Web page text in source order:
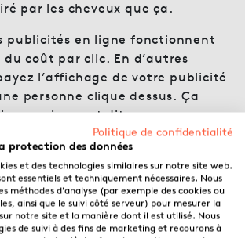
par les cheveux que ça.
publicités en ligne fonctionnent
coût par clic. En d’autres
l’affichage de votre publicité
personne clique dessus. Ça
dit comme ça, car
recevoir une facture exorbitante
vous pouvez contrôler les
investissez dans les
Et nous vous précisons tout
Politique de confidentialité
protection des données
et des technologies similaires sur notre site web.
essentiels et techniquement nécessaires. Nous
méthodes d'analyse (par exemple des cookies ou
ainsi que le suivi côté serveur) pour mesurer la
notre site et la manière dont il est utilisé. Nous
de suivi à des fins de marketing et recourons à